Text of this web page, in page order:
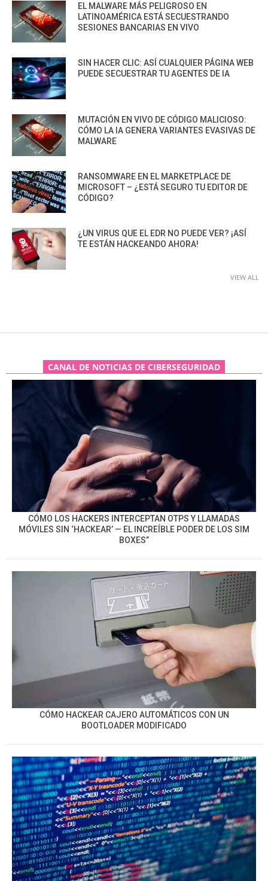
EL MALWARE MÁS PELIGROSO EN
LATINOAMÉRICA ESTÁ SECUESTRANDO
SESIONES BANCARIAS EN VIVO
SIN HACER CLIC: ASÍ CUALQUIER PÁGINA WEB
PUEDE SECUESTRAR TU AGENTES DE IA
MUTACIÓN EN VIVO DE CÓDIGO MALICIOSO:
CÓMO LA IA GENERA VARIANTES EVASIVAS DE
MALWARE
RANSOMWARE EN EL MARKETPLACE DE
MICROSOFT – ¿ESTÁ SEGURO TU EDITOR DE
CÓDIGO?
¿UN VIRUS QUE EL EDR NO PUEDE VER? ¡ASÍ
TE ESTÁN HACKEANDO AHORA!
VIEW ALL
CANAL DE NOTICIAS DE CIBERSEGURIDAD
CÓMO LOS HACKERS INTERCEPTAN OTPS Y LLAMADAS
MÓVILES SIN ‘HACKEAR’ — EL INCREÍBLE PODER DE LOS SIM
BOXES”
CÓMO HACKEAR CAJERO AUTOMÁTICOS CON UN
BOOTLOADER MODIFICADO